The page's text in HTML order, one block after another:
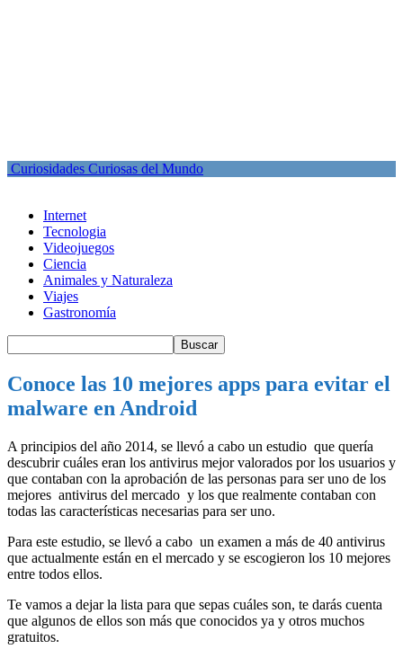
Curiosidades Curiosas del Mundo
Internet
Tecnologia
Videojuegos
Ciencia
Animales y Naturaleza
Viajes
Gastronomía
Conoce las 10 mejores apps para evitar el
malware en Android
A principios del año 2014, se llevó a cabo un estudio que quería
descubrir cuáles eran los antivirus mejor valorados por los usuarios y
que contaban con la aprobación de las personas para ser uno de los
mejores antivirus del mercado y los que realmente contaban con
todas las características necesarias para ser uno.
Para este estudio, se llevó a cabo un examen a más de 40 antivirus
que actualmente están en el mercado y se escogieron los 10 mejores
entre todos ellos.
Te vamos a dejar la lista para que sepas cuáles son, te darás cuenta
que algunos de ellos son más que conocidos ya y otros muchos
gratuitos.